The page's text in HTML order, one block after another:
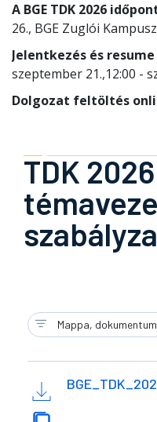
A BGE TDK 2026
26., BGE Zuglói Kampusz
Jelentkezés és
szeptember 21.,12:00 -
Dolgozat feltöltés
TDK